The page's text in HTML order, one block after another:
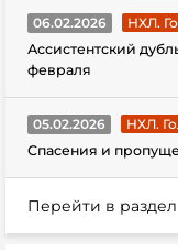
06.02.2026
НХЛ.
Ассистентский
февраля
05.02.2026
НХЛ.
Спасения и
Перейти в раздел